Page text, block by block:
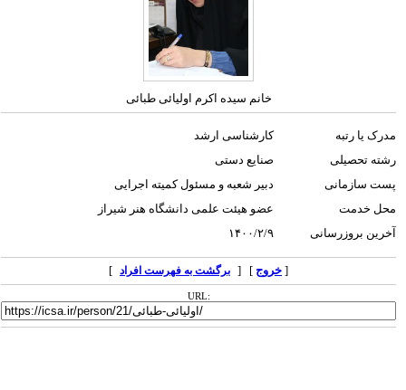
خانم سیده اکرم اولیائی طبائی
مدرک یا رتبه
کارشناسی ارشد
رشته تحصیلی
صنایع دستی
پست سازمانی
دبیر شعبه و مسئول کمیته اجرایی
محل خدمت
عضو هیئت علمی دانشگاه هنر شیراز
آخرین بروزرسانی
۱۴۰۰/۲/۹
خروج] [ برگشت به فهرست افراد ]
URL: